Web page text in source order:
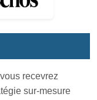
recevrez
sur-mesure